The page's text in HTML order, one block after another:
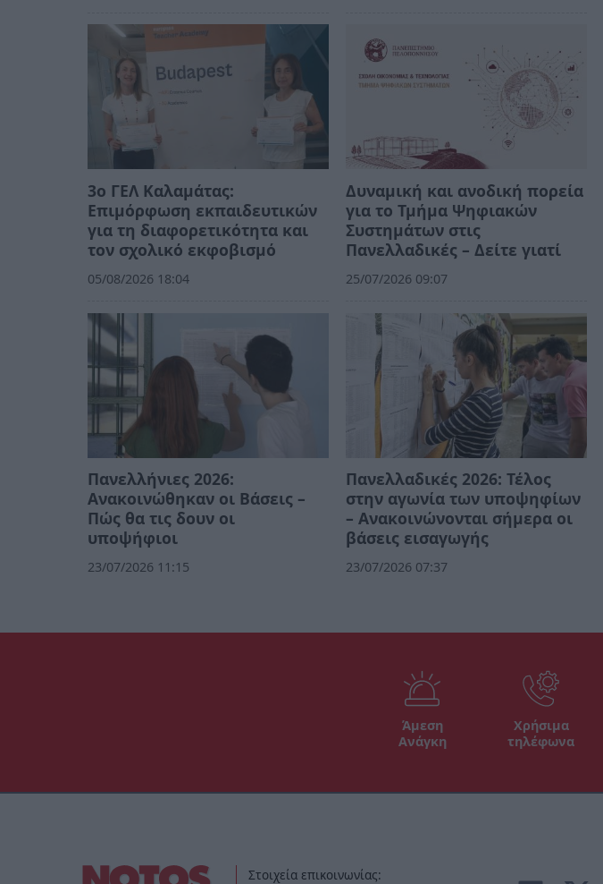
3ο ΓΕΛ Καλαμάτας:
Επιμόρφωση εκπαιδευτικών
για τη διαφορετικότητα και
τον σχολικό εκφοβισμό
05/08/2026 18:04
Δυναμική και ανοδική πορεία
για το Τμήμα Ψηφιακών
Συστημάτων στις
Πανελλαδικές – Δείτε γιατί
25/07/2026 09:07
Πανελλήνιες 2026:
Ανακοινώθηκαν οι Βάσεις –
Πώς θα τις δουν οι
υποψήφιοι
23/07/2026 11:15
Πανελλαδικές 2026: Τέλος
στην αγωνία των υποψηφίων
– Ανακοινώνονται σήμερα οι
βάσεις εισαγωγής
23/07/2026 07:37
Άμεση
Ανάγκη
Χρήσιμα
τηλέφωνα
Στοιχεία επικοινωνίας: